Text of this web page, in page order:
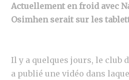
Actuellement en froid avec
Osimhen serait sur les
Il y a quelques jours, le club
a publié une vidéo dans